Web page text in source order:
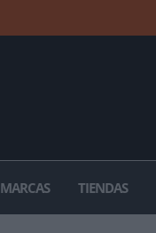
MARCAS TIENDAS